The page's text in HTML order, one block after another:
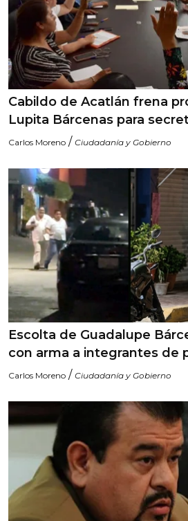
Cabildo de Acatlán frena
Lupita Bárcenas para
Carlos Moreno / Ciudadanía y Gobierno
Escolta de Guadalupe
con arma a integrantes de
Carlos Moreno / Ciudadanía y Gobierno